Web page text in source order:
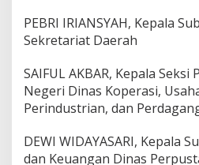
PEBRI IRIANSYAH, Kepala
Sekretariat Daerah
SAIFUL AKBAR, Kepala
Negeri Dinas Koperasi,
Perindustrian, dan
DEWI WIDAYASARI, Kepala
dan Keuangan Dinas